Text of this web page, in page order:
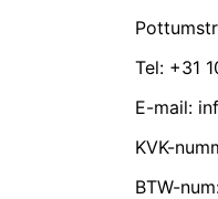
Tel: +31
E-mail:
KVK-
BTW-